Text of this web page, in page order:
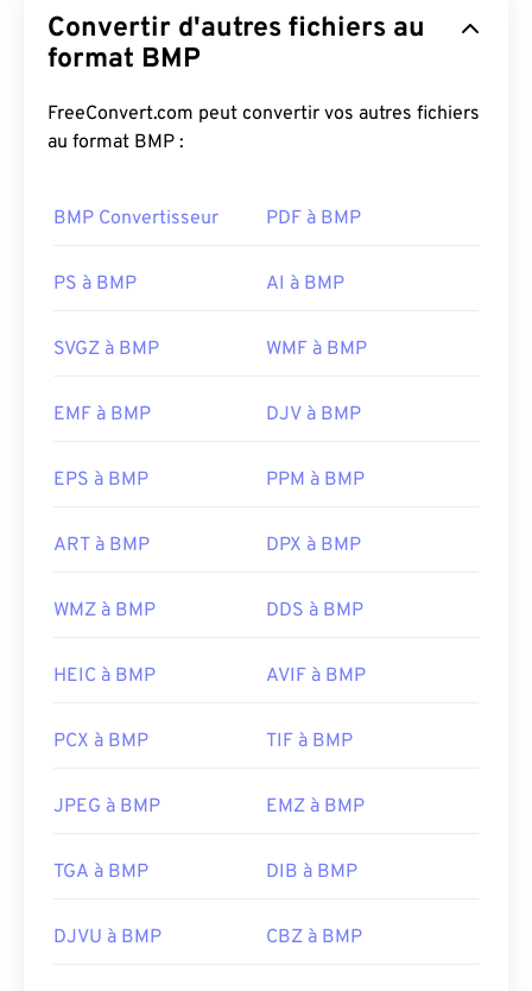
bidimensionnelles, généralement sans
compression. Il utilise une structure de données
définit laprofondeur de couleurde l'image. Il est
principalement utilisé pour l'édition numérique de
généralement volumineux.
Comment ouvrir un fichier BMP ?
dépendant du périphérique. Il s'ouvre facilement
associé aux systèmes d'exploitation Microsoft.
BMP indépendant du périphérique, ou
systèmes d'exploitation et applications.
Outre l'ouverture des fichiers BMP, de nombreuses
Adobe Illustrator
. Si vous devez convertir un
CorelDRAW. Parmi les autres applications
Preview ,Apple Photos etColorStrokes
Sortie initiale :
20 novembre 1985
Convertir d'autres fichiers au
format BMP
FreeConvert.com peut convertir vos autres fichiers
au format BMP :
BMP Convertisseur PDF à BMP
PS à BMP AI à BMP
SVGZ à BMP WMF à BMP
EMF à BMP DJV à BMP
EPS à BMP PPM à BMP
ART à BMP DPX à BMP
WMZ à BMP DDS à BMP
HEIC à BMP AVIF à BMP
PCX à BMP TIF à BMP
JPEG à BMP EMZ à BMP
TGA à BMP DIB à BMP
DJVU à BMP CBZ à BMP